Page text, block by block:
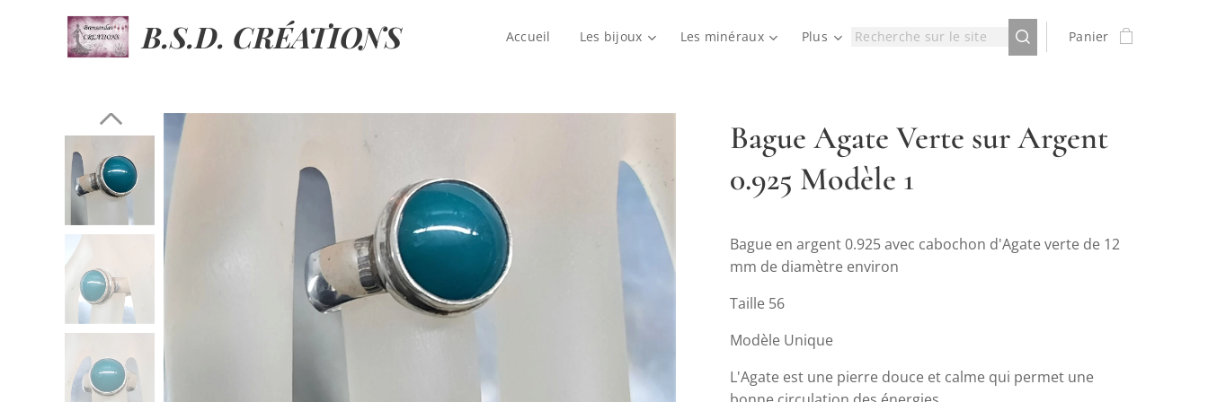
B.S.D. CRÉATIONS Accueil Les bijoux Les minéraux Plus Panier
Bague Agate Verte sur Argent
0.925 Modèle 1
Bague en argent 0.925 avec cabochon d'Agate verte de 12
mm de diamètre environ
Taille 56
Modèle Unique
L'Agate est une pierre douce et calme qui permet une